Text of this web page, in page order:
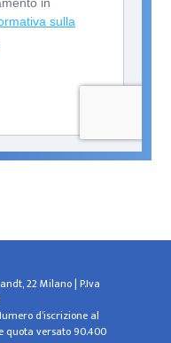
22 Milano | P.Iva
d’iscrizione al
quota versato 90.400